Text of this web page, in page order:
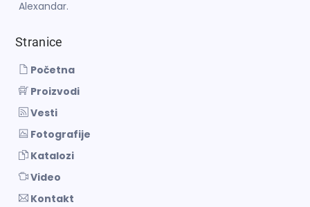
Alexandar.
Stranice
Početna
Proizvodi
Vesti
Fotografije
Katalozi
Video
Kontakt